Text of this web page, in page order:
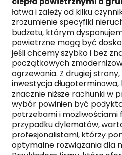
łatwa i zależy od kilku
zrozumienie specyfiki
budżetu, którym
powietrzne mogą być
jeśli chcemy szybko i bez
początkowych
ogrzewania. Z drugiej
inwestycja
znacznie niższe rachunki w
wybór powinien być
potrzebami i możliwościami
przypadku dylematów,
profesjonalistami, którzy
optymalne rozwiązania dla